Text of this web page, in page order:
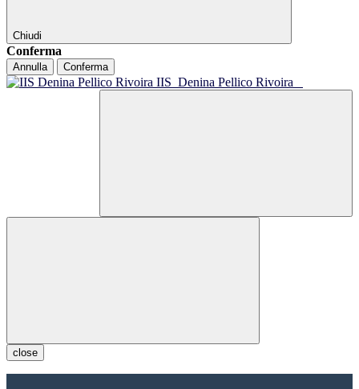
Chiudi
Conferma
Annulla Conferma
IIS Denina Pellico Rivoira
close